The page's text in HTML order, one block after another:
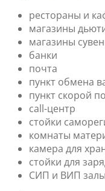
рестораны и
магазины
магазины
банки
почта
пункт обмена
пункт скорой
call-центр
стойки
комнаты
камера для
стойки для
СИП и ВИП залы